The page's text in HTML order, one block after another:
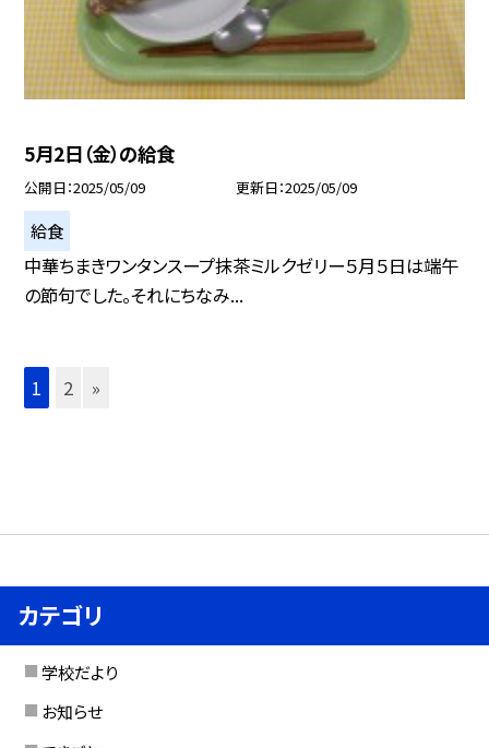
5月2日（金）の給食
公開日 2025/05/09 更新日 2025/05/09
給食
中華ちまきワンタンスープ抹茶ミルクゼリー５月５日は端午
の節句でした。それにちなみ...
1 2 »
カテゴリ
学校だより
お知らせ